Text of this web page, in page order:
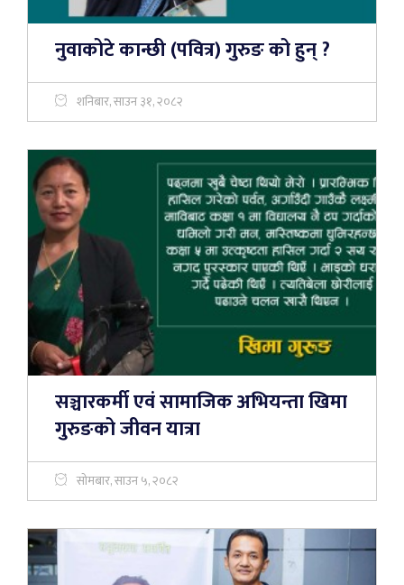
नुवाकोटे कान्छी (पवित्र) गुरुङ को हुन् ?
शनिबार, साउन ३१, २०८२
सञ्चारकर्मी एवं सामाजिक अभियन्ता खिमा
गुरुङको जीवन यात्रा
सोमबार, साउन ५, २०८२